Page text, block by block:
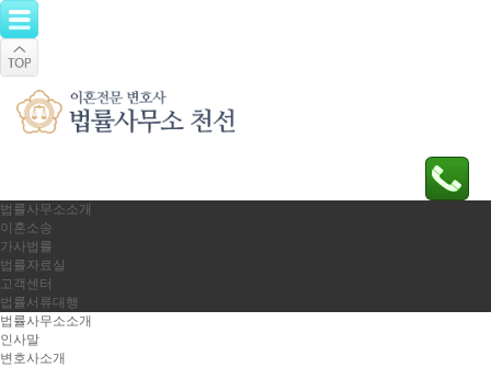
법률사무소소개
이혼소송
가사법률
법률자료실
고객센터
법률서류대행
법률사무소소개
인사말
변호사소개